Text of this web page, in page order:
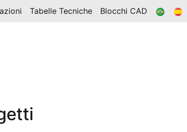
Tabelle Tecniche Blocchi CAD BR